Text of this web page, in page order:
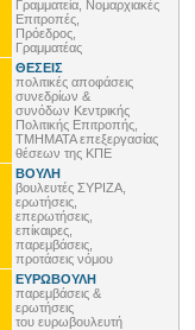
Γραμματεία, Νομαρχιακές
Επιτροπές,
Πρόεδρος,
Γραμματέας
ΘΕΣΕΙΣ
πολιτικές αποφάσεις
συνεδρίων &
συνόδων Κεντρικής
Πολιτικής Επιτροπής,
ΤΜΗΜΑΤΑ επεξεργασίας
θέσεων της ΚΠΕ
ΒΟΥΛΗ
βουλευτές ΣΥΡΙΖΑ,
ερωτήσεις,
επερωτήσεις,
επίκαιρες,
παρεμβάσεις,
προτάσεις νόμου
ΕΥΡΩΒΟΥΛΗ
παρεμβάσεις &
ερωτήσεις
του ευρωβουλευτή